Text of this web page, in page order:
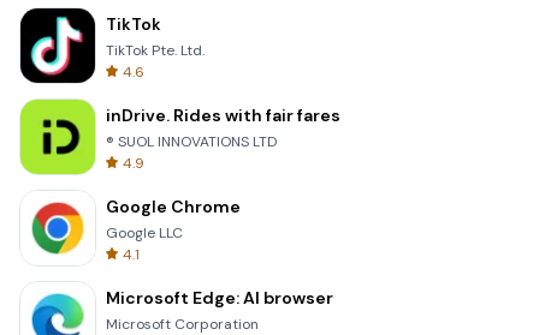
TikTok
TikTok Pte. Ltd.
4.6
inDrive. Rides with fair fares
® SUOL INNOVATIONS LTD
4.9
Google Chrome
Google LLC
4.1
Microsoft Edge: AI browser
Microsoft Corporation